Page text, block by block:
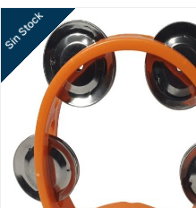
Sin Stock